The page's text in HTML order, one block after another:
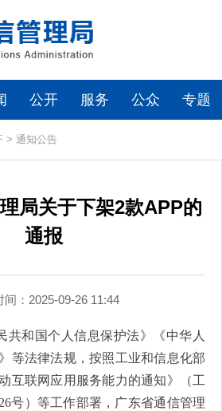
公开 服务 公众 专题
> 通知公告
局关于下架2款APP的
通报
间：2025-09-26 11:44
共和国个人信息保护法》《中华人
等法律法规，按照工业和信息化部
互联网应用服务能力的通知》（工
26号） 等工作部署，广东省通信管理